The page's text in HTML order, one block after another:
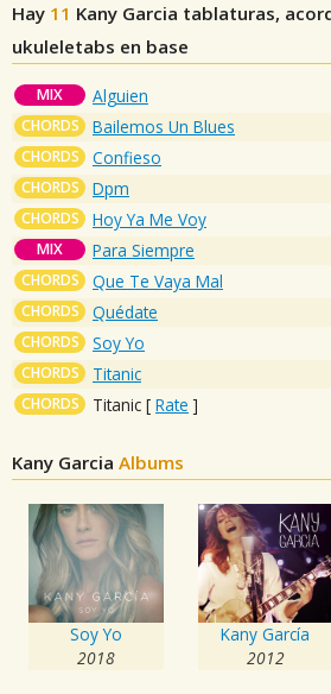
Hay 11 Kany Garcia tablaturas,
ukuleletabs en base
MIX Alguien
CHORDS Bailemos Un Blues
CHORDS Confieso
CHORDS Dpm
CHORDS Hoy Ya Me Voy
MIX Para Siempre
CHORDS Que Te Vaya Mal
CHORDS Quédate
CHORDS Soy Yo
CHORDS Titanic
CHORDS Titanic [ Rate ]
Kany Garcia Albums
Soy Yo
2018
Kany García
2012